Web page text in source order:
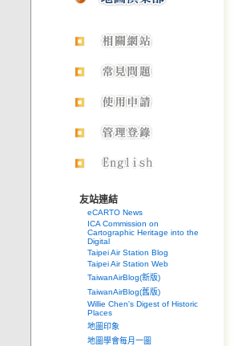
友站連結
eCARTO News
ICA Commission on
Cartographic Heritage into the
Digital
Taipei Air Station Blog
Taipei Air Station Web
TaiwanAirBlog(新版)
TaiwanAirBlog(舊版)
Willie Chen's Digest of Historic
Places
地圖印象
地圖學會每月一圖